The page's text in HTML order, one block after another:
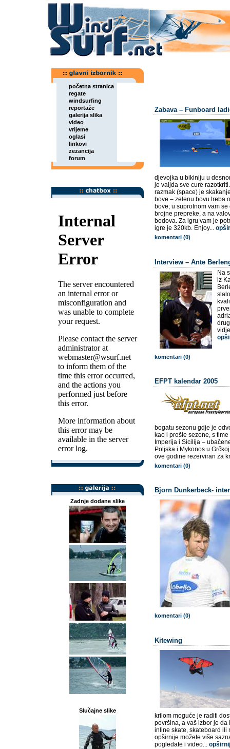
početna stranica
regate
windsurfing
reportaže
galerija slika
video
vrijeme
oglasi
linkovi
zezancija
forum
Zadnje dodane slike
Slučajne slike
Zabava – Funboard
djevojka u bikiniju u
je valjda sve cure
razmak (space) je
bove – zelenu bovu treba
bove; u suprotnom vam
brojne prepreke, a na
bodova. Za igru vam je
igre je 320kb. Enjoy...
komentari (0)
Interview – Ante
Na
iz
komentari (0)
EFPT kalendar 2005
bogatu sezonu gdje je
kao i prošle sezone, s
Imperija i Sicilija –
Poljska i Mykonos u
ove godine rezerviran za
komentari (0)
Bjorn Dunkerbeck-
komentari (0)
Kitewing
krilom moguće je raditi
površina, a vaš izbor je
inline skate, skateboard ili
opširnije možete više
pogledate i video...